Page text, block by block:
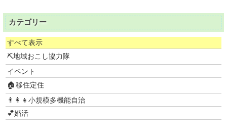
カテゴリー
すべて表示
⛏地域おこし協力隊
イベント
🏠移住定住
👨‍👩‍👧小規模多機能自治
💕婚活